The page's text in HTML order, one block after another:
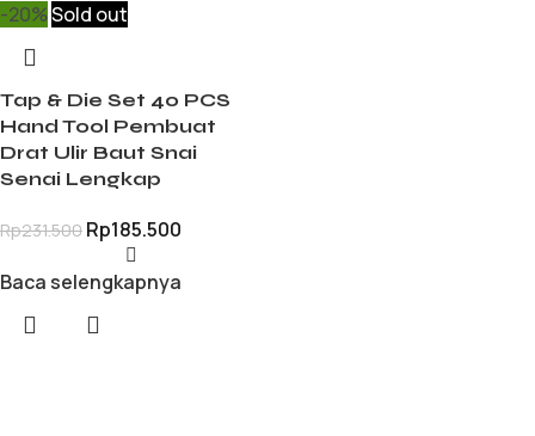
-20%Sold out
Tap & Die Set 40 PCS
Hand Tool Pembuat
Drat Ulir Baut Snai
Senai Lengkap
Rp231.500 Rp185.500
Baca selengkapnya